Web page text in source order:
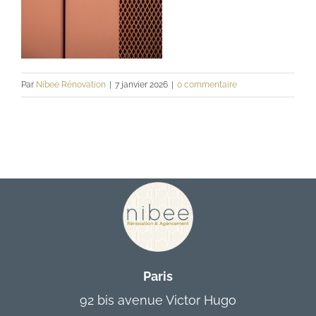
Contact
Par Nibee Rénovation | 7 janvier 2026 | 0 commentaire
Paris
92 bis avenue Victor Hugo